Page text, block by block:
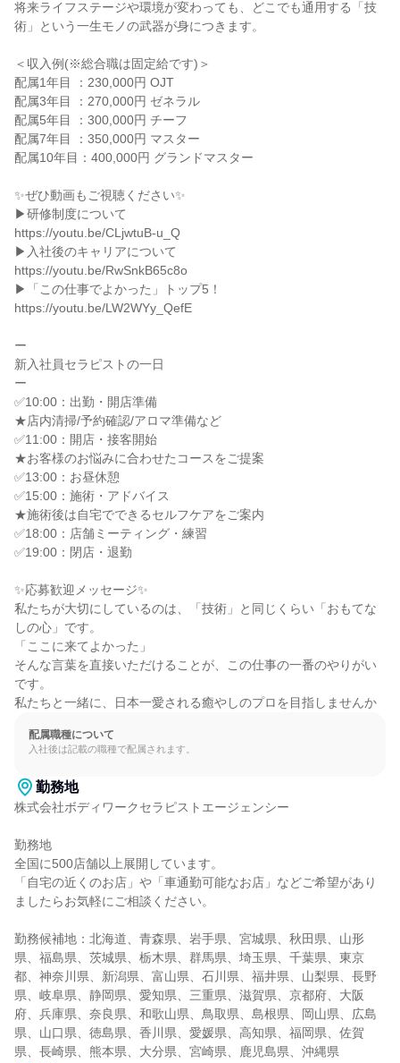
将来ライフステージや環境が変わっても、どこでも通用する「技
術」という一生モノの武器が身につきます。
＜収入例(※総合職は固定給です)＞
配属1年目 ：230,000円 OJT
配属3年目 ：270,000円 ゼネラル
配属5年目 ：300,000円 チーフ
配属7年目 ：350,000円 マスター
配属10年目：400,000円 グランドマスター
✨ぜひ動画もご視聴ください✨
▶研修制度について
https://youtu.be/CLjwtuB-u_Q
▶入社後のキャリアについて
https://youtu.be/RwSnkB65c8o
▶「この仕事でよかった」トップ5！
https://youtu.be/LW2WYy_QefE
ー
新入社員セラピストの一日
ー
✅10:00：出勤・開店準備
★店内清掃/予約確認/アロマ準備など
✅11:00：開店・接客開始
★お客様のお悩みに合わせたコースをご提案
✅13:00：お昼休憩
✅15:00：施術・アドバイス
★施術後は自宅でできるセルフケアをご案内
✅18:00：店舗ミーティング・練習
✅19:00：閉店・退勤
✨応募歓迎メッセージ✨
私たちが大切にしているのは、「技術」と同じくらい「おもてな
しの心」です。
「ここに来てよかった」
そんな言葉を直接いただけることが、この仕事の一番のやりがい
です。
私たちと一緒に、日本一愛される癒やしのプロを目指しませんか
配属職種について
入社後は記載の職種で配属されます。
勤務地
株式会社ボディワークセラピストエージェンシー
勤務地
全国に500店舗以上展開しています。
「自宅の近くのお店」や「車通勤可能なお店」などご希望があり
ましたらお気軽にご相談ください。
勤務候補地：北海道、青森県、岩手県、宮城県、秋田県、山形
県、福島県、茨城県、栃木県、群馬県、埼玉県、千葉県、東京
都、神奈川県、新潟県、富山県、石川県、福井県、山梨県、長野
県、岐阜県、静岡県、愛知県、三重県、滋賀県、京都府、大阪
府、兵庫県、奈良県、和歌山県、鳥取県、島根県、岡山県、広島
県、山口県、徳島県、香川県、愛媛県、高知県、福岡県、佐賀
県、長崎県、熊本県、大分県、宮崎県、鹿児島県、沖縄県